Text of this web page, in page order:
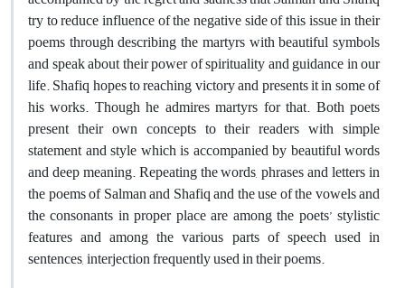
try to reduce influence of the negative side of this issue in their
poems through describing the martyrs with beautiful symbols
and speak about their power of spirituality and guidance in our
life. Shafiq hopes to reaching victory and presents it in some of
his works. Though he admires martyrs for that. Both poets
present their own concepts to their readers with simple
statement and style which is accompanied by beautiful words
and deep meaning. Repeating the words, phrases and letters in
the poems of Salman and Shafiq and the use of the vowels and
the consonants in proper place are among the poets’ stylistic
features and among the various parts of speech used in
sentences, interjection frequently used in their poems.